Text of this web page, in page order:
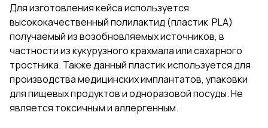
Для изготовления кейса используется
высококачественный полилактид (пластик PLA)
получаемый из возобновляемых источников, в
частности из кукурузного крахмала или сахарного
тростника. Также данный пластик используется для
производства медицинских имплантатов, упаковки
для пищевых продуктов и одноразовой посуды. Не
является токсичным и аллергенным.